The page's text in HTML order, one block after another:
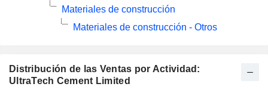
Distribución de las Ventas por Actividad:
UltraTech Cement Limited
Materiales de construcción
Materiales de construcción - Otros